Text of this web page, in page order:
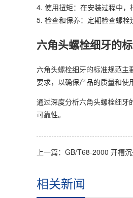
4. 使用扭矩：在安装过程中，
5. 检查和保养：定期检查螺栓
六角头螺栓细牙的
六角头螺栓细牙的标准规范
要求，以确保产品的质量和使
通过深度分析六角头螺栓细牙
可靠性。
上一篇： GB/T68-2000 开槽
相关新闻